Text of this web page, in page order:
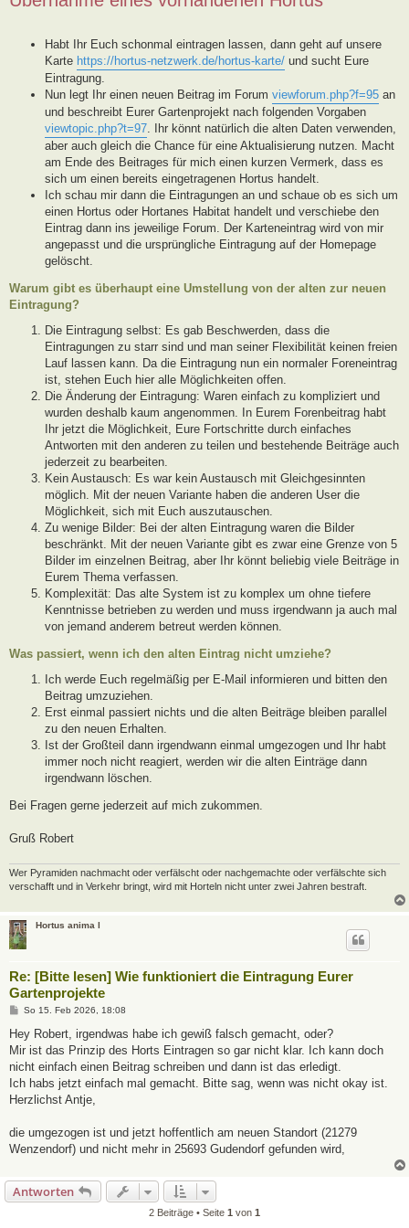
Habt Ihr Euch schonmal eintragen lassen, dann geht auf unsere
Karte https://hortus-netzwerk.de/hortus-karte/ und sucht Eure
Eintragung.
Nun legt Ihr einen neuen Beitrag im Forum viewforum.php?f=95 an
und beschreibt Eurer Gartenprojekt nach folgenden Vorgaben
viewtopic.php?t=97. Ihr könnt natürlich die alten Daten verwenden,
aber auch gleich die Chance für eine Aktualisierung nutzen. Macht
am Ende des Beitrages für mich einen kurzen Vermerk, dass es
sich um einen bereits eingetragenen Hortus handelt.
Ich schau mir dann die Eintragungen an und schaue ob es sich um
einen Hortus oder Hortanes Habitat handelt und verschiebe den
Eintrag dann ins jeweilige Forum. Der Karteneintrag wird von mir
angepasst und die ursprüngliche Eintragung auf der Homepage
gelöscht.
Warum gibt es überhaupt eine Umstellung von der alten zur neuen
Eintragung?
Die Eintragung selbst: Es gab Beschwerden, dass die
Eintragungen zu starr sind und man seiner Flexibilität keinen freien
Lauf lassen kann. Da die Eintragung nun ein normaler Foreneintrag
ist, stehen Euch hier alle Möglichkeiten offen.
Die Änderung der Eintragung: Waren einfach zu kompliziert und
wurden deshalb kaum angenommen. In Eurem Forenbeitrag habt
Ihr jetzt die Möglichkeit, Eure Fortschritte durch einfaches
Antworten mit den anderen zu teilen und bestehende Beiträge auch
jederzeit zu bearbeiten.
Kein Austausch: Es war kein Austausch mit Gleichgesinnten
möglich. Mit der neuen Variante haben die anderen User die
Möglichkeit, sich mit Euch auszutauschen.
Zu wenige Bilder: Bei der alten Eintragung waren die Bilder
beschränkt. Mit der neuen Variante gibt es zwar eine Grenze von 5
Bilder im einzelnen Beitrag, aber Ihr könnt beliebig viele Beiträge in
Eurem Thema verfassen.
Komplexität: Das alte System ist zu komplex um ohne tiefere
Kenntnisse betrieben zu werden und muss irgendwann ja auch mal
von jemand anderem betreut werden können.
Was passiert, wenn ich den alten Eintrag nicht umziehe?
Ich werde Euch regelmäßig per E-Mail informieren und bitten den
Beitrag umzuziehen.
Erst einmal passiert nichts und die alten Beiträge bleiben parallel
zu den neuen Erhalten.
Ist der Großteil dann irgendwann einmal umgezogen und Ihr habt
immer noch nicht reagiert, werden wir die alten Einträge dann
irgendwann löschen.
Bei Fragen gerne jederzeit auf mich zukommen.
Gruß Robert
Wer Pyramiden nachmacht oder verfälscht oder nachgemachte oder verfälschte sich
verschafft und in Verkehr bringt, wird mit Horteln nicht unter zwei Jahren bestraft.
Hortus anima l
Re: [Bitte lesen] Wie funktioniert die Eintragung Eurer
Gartenprojekte
B
i
r
a
So 15. Feb 2026, 18:08
Hey Robert, irgendwas habe ich gewiß falsch gemacht, oder?
Mir ist das Prinzip des Horts Eintragen so gar nicht klar. Ich kann doch
nicht einfach einen Beitrag schreiben und dann ist das erledigt.
Ich habs jetzt einfach mal gemacht. Bitte sag, wenn was nicht okay ist.
Herzlichst Antje,
die umgezogen ist und jetzt hoffentlich am neuen Standort (21279
Wenzendorf) und nicht mehr in 25693 Gudendorf gefunden wird,
Antworten
2 Beiträge • Seite 1 von 1